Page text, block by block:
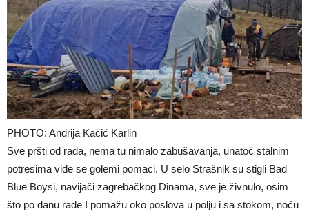
PHOTO: Andrija Kačić Karlin
Sve pršti od rada, nema tu nimalo zabušavanja, unatoč stalnim
potresima vide se golemi pomaci. U selo Strašnik su stigli Bad
Blue Boysi, navijači zagrebačkog Dinama, sve je živnulo, osim
što po danu rade I pomažu oko poslova u polju i sa stokom, noću